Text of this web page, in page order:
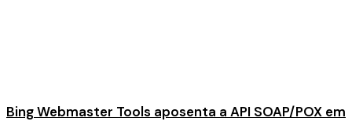
Bing Webmaster Tools aposenta a API SOAP/POX em